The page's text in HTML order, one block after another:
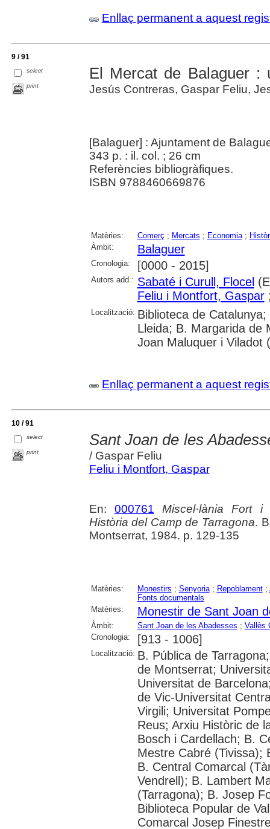
Enllaç permanent a aquest
9 / 91
select
print
El Mercat de Balaguer :
Jesús Contreras, Gaspar Feliu,
[Balaguer] : Ajuntament de
343 p. : il. col. ; 26 cm
Referències bibliogràfiques.
ISBN 9788460669876
Matèries: Comerç ; Mercats ; Economia;
Àmbit:
Balaguer
Cronologia: [0000 - 2015]
Autors add.: Sabaté i Curull, Flocel
Feliu i Montfort, Gaspar
Localització: Biblioteca de
Lleida; B. Margarida de
Joan Maluquer i Viladot
Enllaç permanent a aquest
10 / 91
select
print
Sant Joan de les
/ Gaspar Feliu
Feliu i Montfort, Gaspar
En: 000761
Miscel·lània Fort i
Història del Camp de Tarragona.
Montserrat, 1984. p. 129-135
Matèries: Monestirs ; Senyoria; Repoblament;
Fonts documentals
Matèries:
Monestir de Sant Joan
Àmbit: Sant Joan de les Abadesses ; Vallès
Cronologia:
[913 - 1006]
Localització: B. Pública de
de Montserrat;
Universitat de
de Vic-Universitat
Virgili; Universitat
Reus; Arxiu Històric de
Bosch i Cardellach; B.
Mestre Cabré (Tivissa);
B. Central Comarcal
Vendrell); B. Lambert
(Tarragona); B. Josep
Biblioteca Popular de
Comarcal Josep